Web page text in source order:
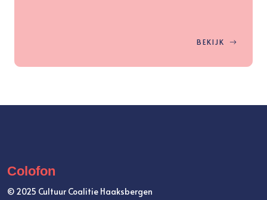
BEKIJK
Colofon
© 2025 Cultuur Coalitie Haaksbergen